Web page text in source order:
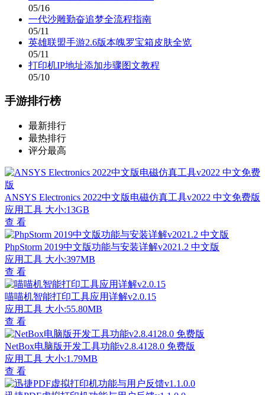
05/16
一代沙雕勤奋追梦全流程指南
05/11
英雄联盟手游2.6版本魄罗宝箱皮肤全览
05/11
打印机IP地址添加步骤图文教程
05/10
手游排行榜
最新排行
最热排行
评分最高
ANSYS Electronics 2022中文版电磁仿真工具v2022 中文免费版
应用工具 大小:13GB
查 看
PhpStorm 2019中文版功能与安装详解v2021.2 中文版
应用工具 大小:397MB
查 看
喵喵机智能打印工具应用详解v2.0.15
应用工具 大小:55.80MB
查 看
NetBox电脑版开发工具功能v2.8.4128.0 免费版
应用工具 大小:1.79MB
查 看